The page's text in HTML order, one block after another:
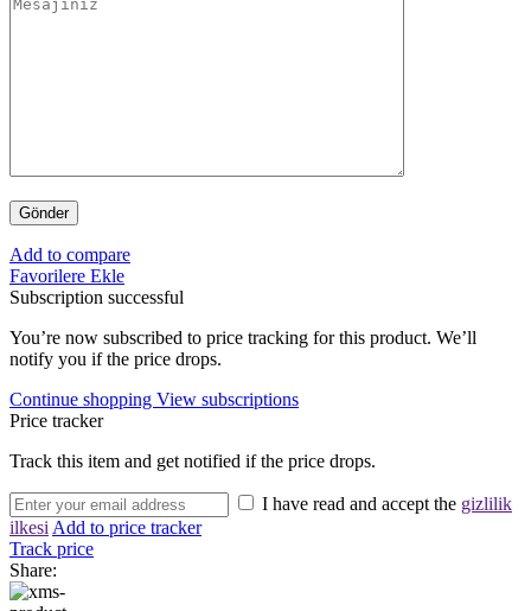
Add to compare
Favorilere Ekle
Subscription successful
You’re now subscribed to price tracking for this product. We’ll
notify you if the price drops.
Continue shopping View subscriptions
Price tracker
Track this item and get notified if the price drops.
I have read and accept the gizlilik
ilkesiAdd to price tracker
Track price
Share: